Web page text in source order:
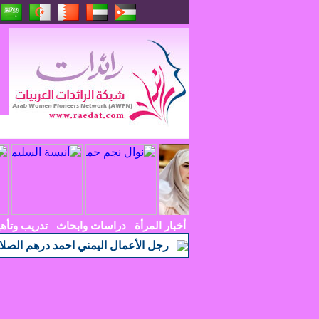
أخبار المرأة دراسات وابحاث تدريب
رجل الأعمال اليمني احمد درهم